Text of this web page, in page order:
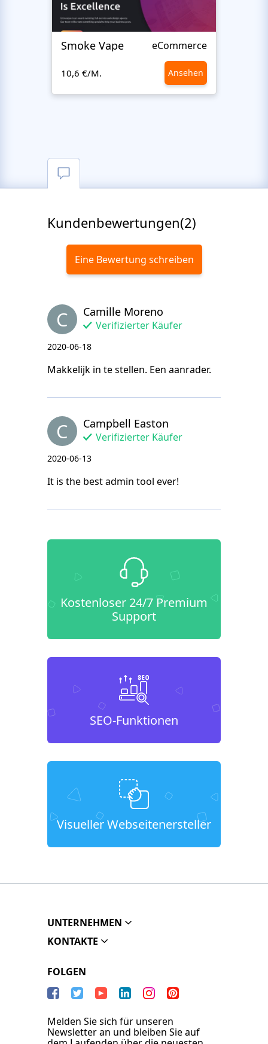
Smoke Vape eCommerce
10,6 €/M. Ansehen
Kundenbewertungen(2)
Eine Bewertung schreiben
C Camille Moreno
Verifizierter Käufer
2020-06-18
Makkelijk in te stellen. Een aanrader.
C Campbell Easton
Verifizierter Käufer
2020-06-13
It is the best admin tool ever!
Kostenloser 24/7 Premium
Support
SEO-Funktionen
Visueller Webseitenersteller
UNTERNEHMEN
KONTAKTE
FOLGEN
Melden Sie sich für unseren
Newsletter an und bleiben Sie auf